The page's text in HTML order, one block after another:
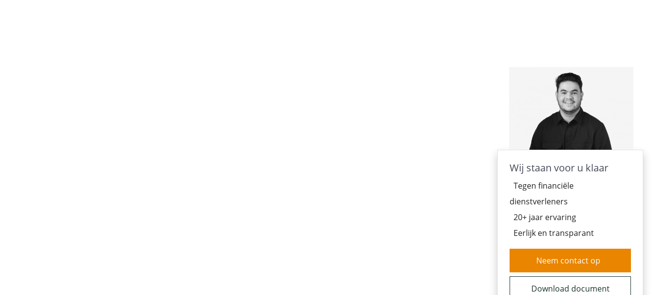
Wij staan voor u klaar
Tegen financiële
dienstverleners
20+ jaar ervaring
Eerlijk en transparant
Neem contact op
Download document